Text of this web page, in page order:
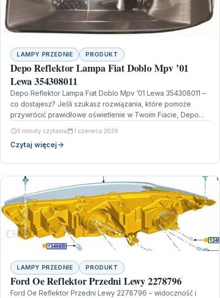
LAMPY PRZEDNIE PRODUKT
Depo Reflektor Lampa Fiat Doblo Mpv ’01
Lewa 354308011
Depo Reflektor Lampa Fiat Doblo Mpv ’01 Lewa 354308011 –
co dostajesz? Jeśli szukasz rozwiązania, które pomoże
przywrócić prawidłowe oświetlenie w Twoim Fiacie, Depo…
5 minuty czytania 1 czerwca 2026
Czytaj więcej
LAMPY PRZEDNIE PRODUKT
Ford Oe Reflektor Przedni Lewy 2278796
Ford Oe Reflektor Przedni Lewy 2278796 – widoczność i